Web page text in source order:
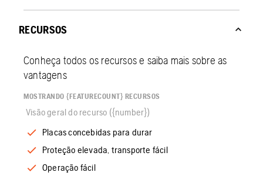
RECURSOS
Conheça todos os recursos e saiba mais sobre as
vantagens
MOSTRANDO {FEATURECOUNT} RECURSOS
Visão geral do recurso ({number})
Placas concebidas para durar
Proteção elevada, transporte fácil
Operação fácil